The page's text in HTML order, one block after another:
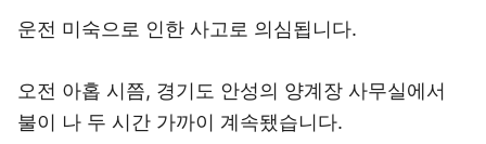
운전 미숙으로 인한 사고로 의심됩니다.
오전 아홉 시쯤, 경기도 안성의 양계장 사무실에서
불이 나 두 시간 가까이 계속됐습니다.